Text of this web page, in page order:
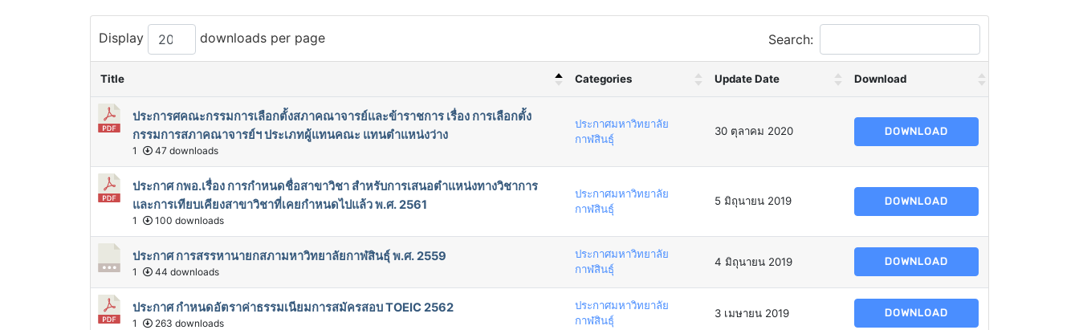
Display downloads per page Search:
Title Categories Update Date Download
ประการศคณะกรรมการเลือกตั้งสภาคณาจารย์และข้าราชการ เรื่อง การเลือกตั้ง
กรรมการสภาคณาจารย์ฯ ประเภทผู้แทนคณะ แทนตำแหน่งว่าง
1 47 downloads
ประกาศมหาวิทยาลัย
กาฬสินธุ์
30 ตุลาคม 2020 DOWNLOAD
ประกาศ กพอ.เรื่อง การกำหนดชื่อสาขาวิชา สำหรับการเสนอตำแหน่งทางวิชาการ
และการเทียบเคียงสาขาวิชาที่เคยกำหนดไปแล้ว พ.ศ. 2561
1 100 downloads
ประกาศมหาวิทยาลัย
กาฬสินธุ์
5 มิถุนายน 2019 DOWNLOAD
ประกาศ การสรรหานายกสภามหาวิทยาลัยกาฬสินธุ์ พ.ศ. 2559
1 44 downloads
ประกาศมหาวิทยาลัย
กาฬสินธุ์
4 มิถุนายน 2019 DOWNLOAD
ประกาศ กำหนดอัตราค่าธรรมเนียมการสมัครสอบ TOEIC 2562
1 263 downloads
ประกาศมหาวิทยาลัย
กาฬสินธุ์
3 เมษายน 2019 DOWNLOAD